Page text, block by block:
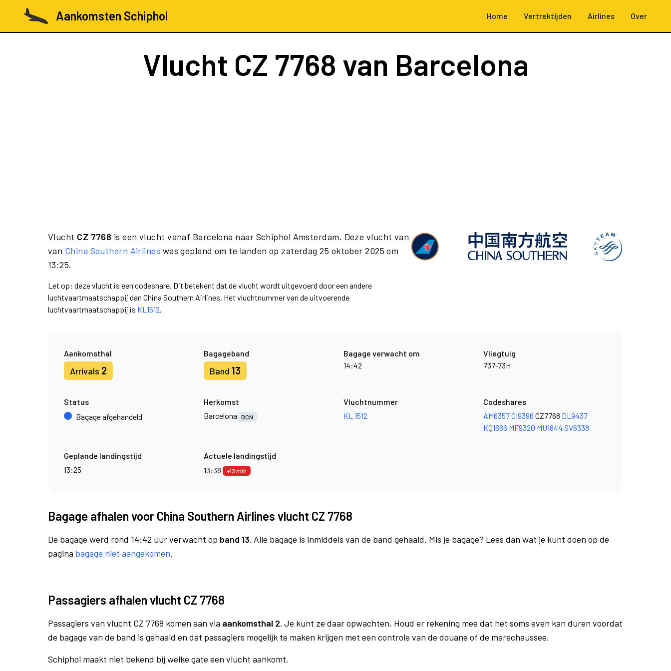
Aankomsten Schiphol Home Vertrektijden Airlines Over
Vlucht CZ 7768 van Barcelona
Vlucht CZ 7768 is een vlucht vanaf Barcelona naar Schiphol Amsterdam. Deze vlucht van
van China Southern Airlines was gepland om te landen op zaterdag 25 oktober 2025 om
13:25.
Let op: deze vlucht is een codeshare. Dit betekent dat de vlucht wordt uitgevoerd door een andere
luchtvaartmaatschappij dan China Southern Airlines. Het vluchtnummer van de uitvoerende
luchtvaartmaatschappij is KL1512.
Aankomsthal
Arrivals 2
Bagageband
Band 13
Bagage verwacht om
14:42
Vliegtuig
737-73H
Status
Bagage afgehandeld
Herkomst
Barcelona
BCN
Vluchtnummer
KL 1512
Codeshares
AM6357CI9396 CZ7768 DL9437
KQ1666 MF9320 MU1844 SV6338
Geplande landingstijd
13:25
Actuele landingstijd
13:38
+13 min
Bagage afhalen voor China Southern Airlines vlucht CZ 7768
De bagage werd rond 14:42 uur verwacht op band 13. Alle bagage is inmiddels van de band gehaald. Mis je bagage? Lees dan wat je kunt doen op de
pagina bagage niet aangekomen.
Passagiers afhalen vlucht CZ 7768
Passagiers van vlucht CZ 7768 komen aan via aankomsthal 2. Je kunt ze daar opwachten. Houd er rekening mee dat het soms even kan duren voordat
de bagage van de band is gehaald en dat passagiers mogelijk te maken krijgen met een controle van de douane of de marechaussee.
Schiphol maakt niet bekend bij welke gate een vlucht aankomt.